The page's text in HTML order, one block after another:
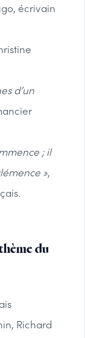
écrivain
d’un
; il
»,
du
Richard